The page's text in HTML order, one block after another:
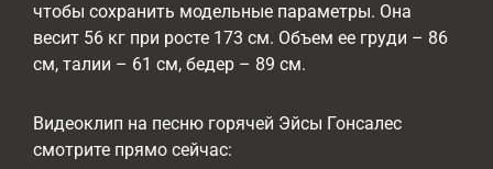
чтобы сохранить модельные параметры. Она
весит 56 кг при росте 173 см. Объем ее груди – 86
см, талии – 61 см, бедер – 89 см.
Видеоклип на песню горячей Эйсы Гонсалес
смотрите прямо сейчас: